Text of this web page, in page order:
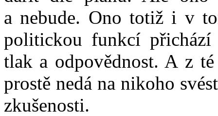
a nebude. Ono totiž i v
politickou funkcí
tlak a odpovědnost. A z
prostě nedá na nikoho
zkušenosti.